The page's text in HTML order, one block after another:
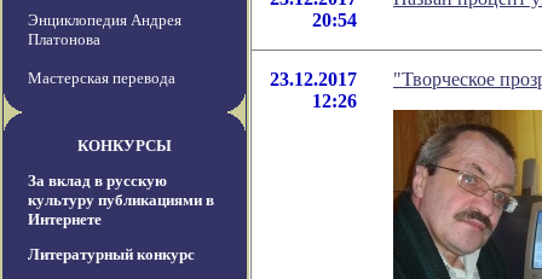
Энциклопедия Андрея
Платонова
Мастерская перевода
КОНКУРСЫ
За вклад в русскую
культуру публикациями в
Интернете
Литературный конкурс
20:54
23.12.2017
12:26
"Творческое